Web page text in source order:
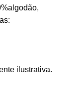
ilustrativa.